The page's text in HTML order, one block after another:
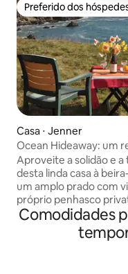
Preferido dos
Preferido dos
Casa ⋅ Jenner
Ocean Hideaway: um
Aproveite a solidão e
desta linda casa à
um amplo prado com
próprio penhasco
avista uma bela
Oceano Pacífico! Mergulhe na banheira
de hidromassagem
Comodidades